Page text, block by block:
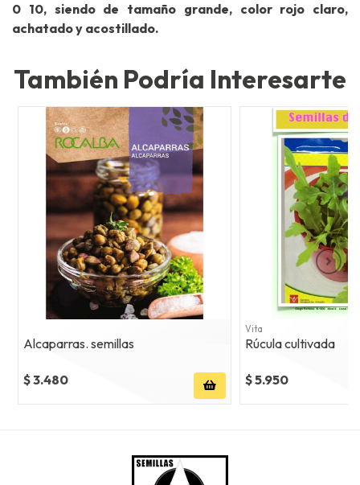
0 10, siendo de tamaño grande, color rojo claro,
achatado y acostillado.
También Podría Interesarte
Alcaparras. semillas
$ 3.480
Vita
Rúcula cultivada
$ 5.950